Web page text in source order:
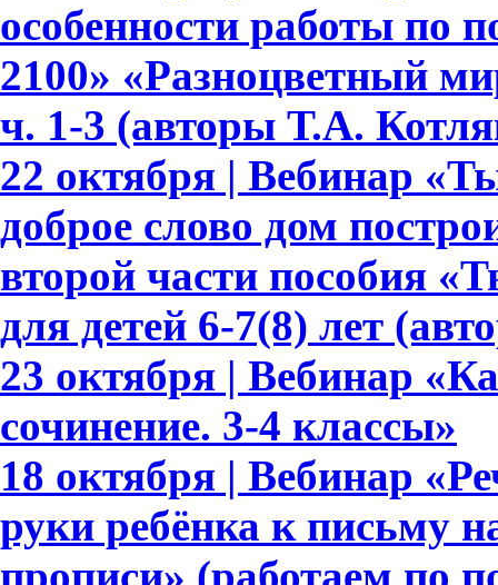
особенности работы по
2100» «Разноцветный
ч. 1-3 (авторы Т.А.
22 октября | Вебинар
доброе слово дом
второй части пособия
для детей 6-7(8) лет
23 октября | Вебинар
сочинение. 3-4 классы»
18 октября | Вебинар
руки ребёнка к письму